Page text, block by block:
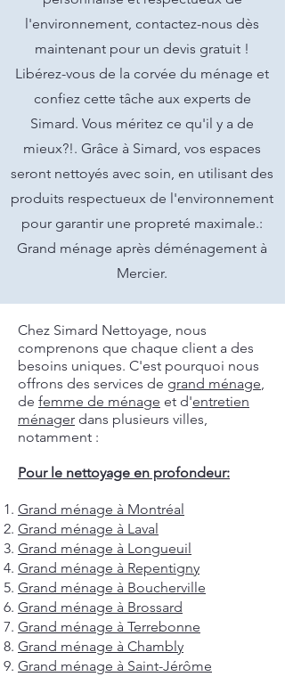
l'environnement, contactez-nous dès
maintenant pour un devis gratuit !
Libérez-vous de la corvée du ménage et
confiez cette tâche aux experts de
Simard. Vous méritez ce qu'il y a de
mieux?!. Grâce à Simard, vos espaces
seront nettoyés avec soin, en utilisant des
produits respectueux de l'environnement
pour garantir une propreté maximale.:
Grand ménage après déménagement à
Mercier.
Chez Simard Nettoyage, nous
comprenons que chaque client a des
besoins uniques. C'est pourquoi nous
offrons des services de grand ménage,
de femme de ménage et d'entretien
ménager dans plusieurs villes,
notamment :
Pour le nettoyage en profondeur:
Grand ménage à Montréal
Grand ménage à Laval
Grand ménage à Longueuil
Grand ménage à Repentigny
Grand ménage à Boucherville
Grand ménage à Brossard
Grand ménage à Terrebonne
Grand ménage à Chambly
Grand ménage à Saint-Jérôme